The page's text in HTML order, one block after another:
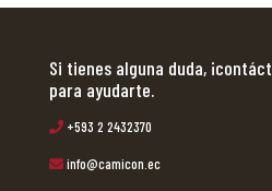
Si tienes alguna duda,
para ayudarte.
+593 2 2432370
info@camicon.ec